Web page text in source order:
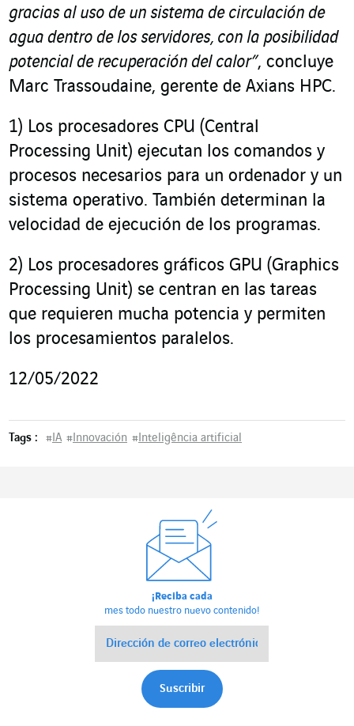
gracias al uso de un sistema de circulación de
agua dentro de los servidores, con la posibilidad
potencial de recuperación del calor”, concluye
Marc Trassoudaine, gerente de Axians HPC.
1) Los procesadores CPU (Central
Processing Unit) ejecutan los comandos y
procesos necesarios para un ordenador y un
sistema operativo. También determinan la
velocidad de ejecución de los programas.
2) Los procesadores gráficos GPU (Graphics
Processing Unit) se centran en las tareas
que requieren mucha potencia y permiten
los procesamientos paralelos.
12/05/2022
Tags : #IA #Innovación #Inteligência artificial
¡Reciba cada
mes todo nuestro nuevo contenido!